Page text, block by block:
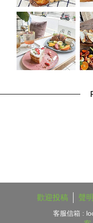
客服信箱 :
歡迎投稿 聲明